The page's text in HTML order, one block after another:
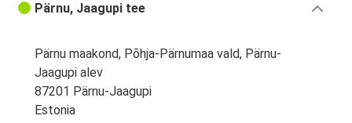
Pärnu, Jaagupi tee
Pärnu maakond, Põhja-Pärnumaa vald, Pärnu-
Jaagupi alev
87201 Pärnu-Jaagupi
Estonia